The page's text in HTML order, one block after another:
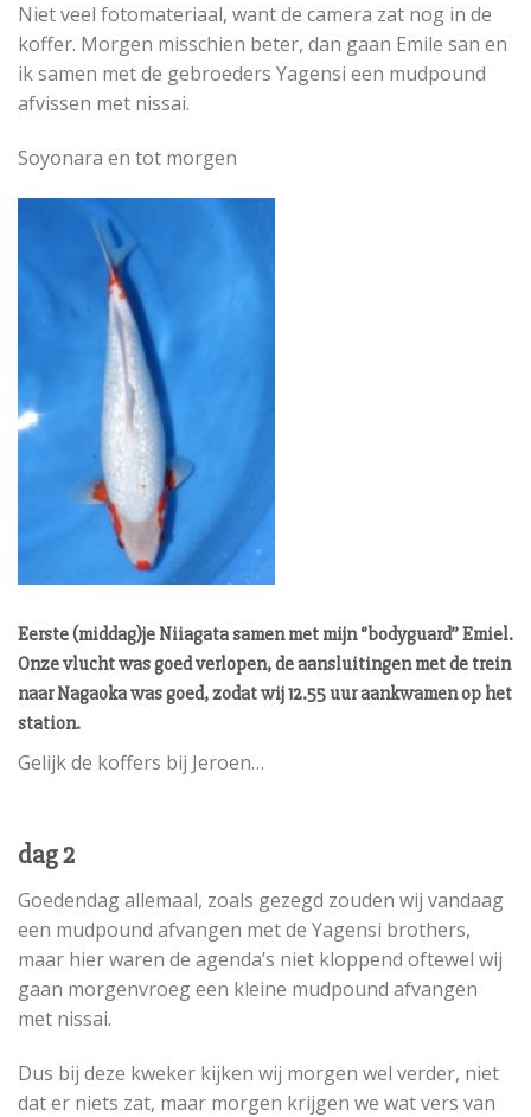
Niet veel fotomateriaal, want de camera zat nog in de
koffer. Morgen misschien beter, dan gaan Emile san en
ik samen met de gebroeders Yagensi een mudpound
afvissen met nissai.
Soyonara en tot morgen
Eerste (middag)je Niiagata samen met mijn ‘’bodyguard’’ Emiel.
Onze vlucht was goed verlopen, de aansluitingen met de trein
naar Nagaoka was goed, zodat wij 12.55 uur aankwamen op het
station.
Gelijk de koffers bij Jeroen…
dag 2
Goedendag allemaal, zoals gezegd zouden wij vandaag
een mudpound afvangen met de Yagensi brothers,
maar hier waren de agenda’s niet kloppend oftewel wij
gaan morgenvroeg een kleine mudpound afvangen
met nissai.
Dus bij deze kweker kijken wij morgen wel verder, niet
dat er niets zat, maar morgen krijgen we wat vers van